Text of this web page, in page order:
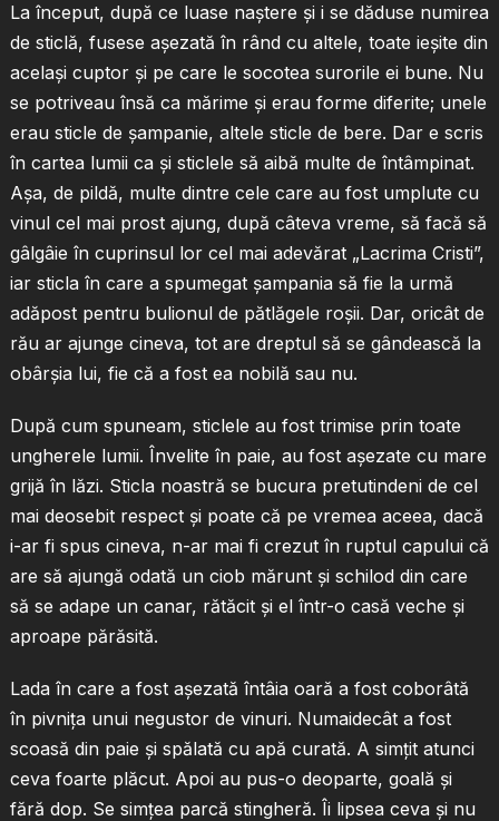
La început, după ce luase naştere şi i se dăduse numirea
de sticlă, fusese aşezată în rând cu altele, toate ieşite din
acelaşi cuptor şi pe care le socotea surorile ei bune. Nu
se potriveau însă ca mărime şi erau forme diferite; unele
erau sticle de şampanie, altele sticle de bere. Dar e scris
în cartea lumii ca şi sticlele să aibă multe de întâmpinat.
Aşa, de pildă, multe dintre cele care au fost umplute cu
vinul cel mai prost ajung, după câteva vreme, să facă să
gâlgâie în cuprinsul lor cel mai adevărat „Lacrima Cristi”,
iar sticla în care a spumegat şampania să fie la urmă
adăpost pentru bulionul de pătlăgele roşii. Dar, oricât de
rău ar ajunge cineva, tot are dreptul să se gândească la
obârşia lui, fie că a fost ea nobilă sau nu.
După cum spuneam, sticlele au fost trimise prin toate
ungherele lumii. Învelite în paie, au fost aşezate cu mare
grijă în lăzi. Sticla noastră se bucura pretutindeni de cel
mai deosebit respect şi poate că pe vremea aceea, dacă
i-ar fi spus cineva, n-ar mai fi crezut în ruptul capului că
are să ajungă odată un ciob mărunt şi schilod din care
să se adape un canar, rătăcit şi el într-o casă veche şi
aproape părăsită.
Lada în care a fost aşezată întâia oară a fost coborâtă
în pivniţa unui negustor de vinuri. Numaidecât a fost
scoasă din paie şi spălată cu apă curată. A simţit atunci
ceva foarte plăcut. Apoi au pus-o deoparte, goală şi
fără dop. Se simţea parcă stingheră. Îi lipsea ceva şi nu